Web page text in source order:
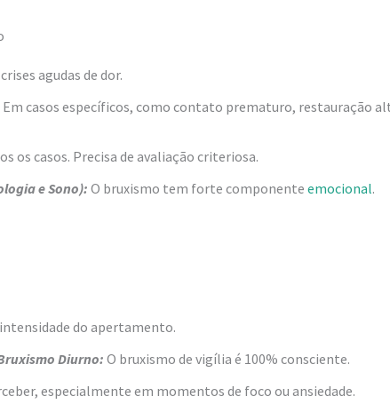
agudas de dor.
Em casos específicos, como contato prematuro, restauração
os casos. Precisa de avaliação criteriosa.
e Sono): O bruxismo tem forte componente emocional.
do apertamento.
Diurno: O bruxismo de vigília é 100% consciente.
especialmente em momentos de foco ou ansiedade.